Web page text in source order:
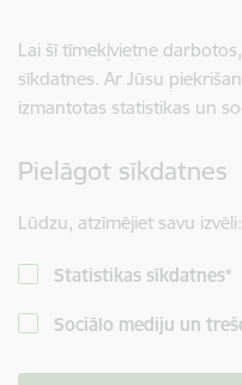
Lai šī tīmekļvietne
sīkdatnes. Ar Jūsu
izmantotas statistikas un
Pielāgot sīkdatnes
Lūdzu, atzīmējiet savu izvēli:
Statistikas sīkdatnes*
Sociālo mediju un